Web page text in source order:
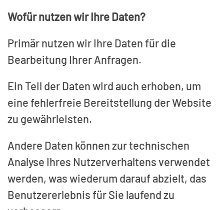
Wofür nutzen wir Ihre Daten?
Primär nutzen wir Ihre Daten für die
Bearbeitung Ihrer Anfragen.
Ein Teil der Daten wird auch erhoben, um
eine fehlerfreie Bereitstellung der Website
zu gewährleisten.
Andere Daten können zur technischen
Analyse Ihres Nutzerverhaltens verwendet
werden, was wiederum darauf abzielt, das
Benutzererlebnis für Sie laufend zu